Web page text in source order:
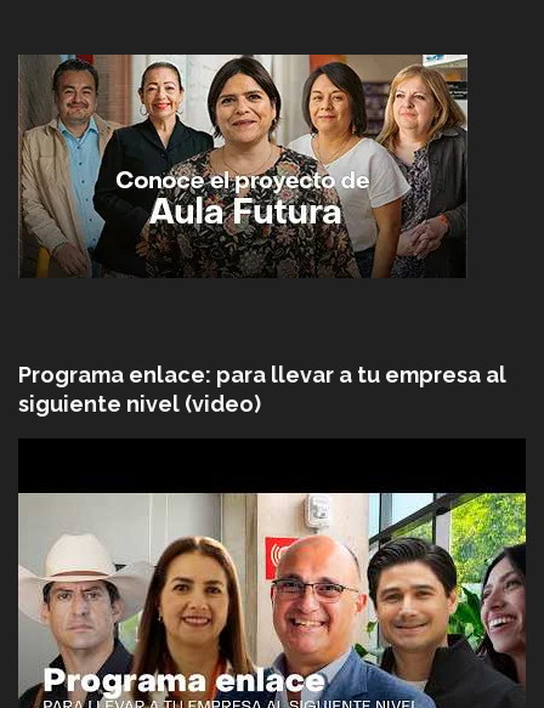
Programa enlace: para llevar a tu empresa al
siguiente nivel (video)